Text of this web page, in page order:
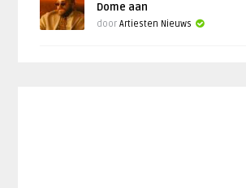
Dome aan
doorArtiesten Nieuws